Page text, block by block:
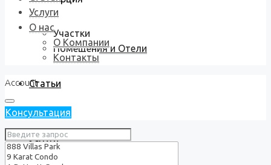
Участки
Помещения и Отели
Статьи
Услуги
Услуги
О нас
О Компании
Контакты
Account
Консультация